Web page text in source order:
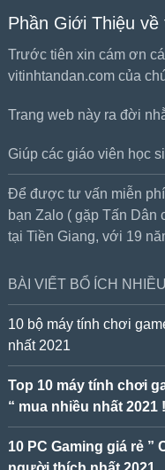
Phần Giới Thiệu về
Trước tiên xin cám ơn
vitinhtandan.com của
Trang web này ra đời
Giúp các giáo viên học
Để được tư vấn miễn
bạn Zalo ( gặp Tấn Dân
tại Tiền Giang, với 19
BÀI VIẾT BỔ ÍCH
10 bộ máy tính chơi
nhất 2021
Top 10 máy tính chơi
“ mua nhiều nhất 2021 !
10 PC Gaming giá rẻ